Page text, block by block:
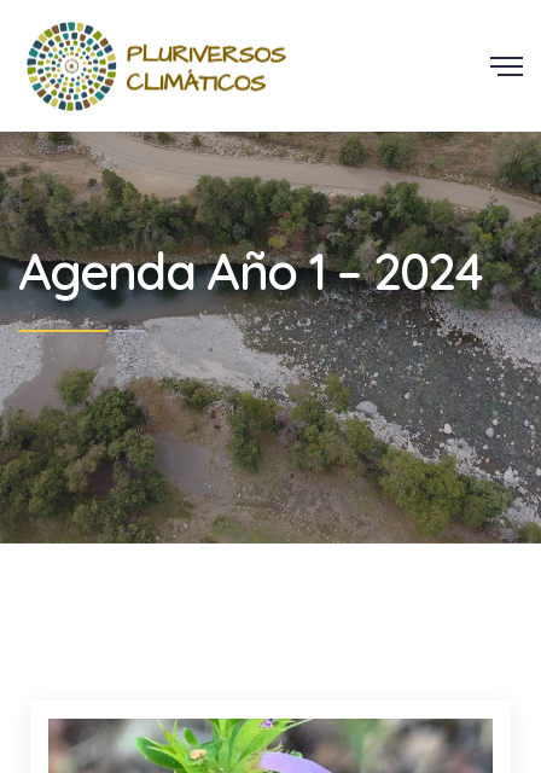
Agenda Año 1 – 2024